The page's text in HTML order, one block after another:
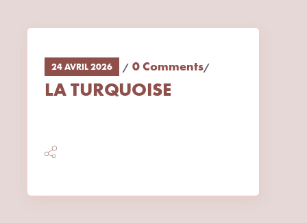
24 AVRIL 2026 0 Comments
LA TURQUOISE